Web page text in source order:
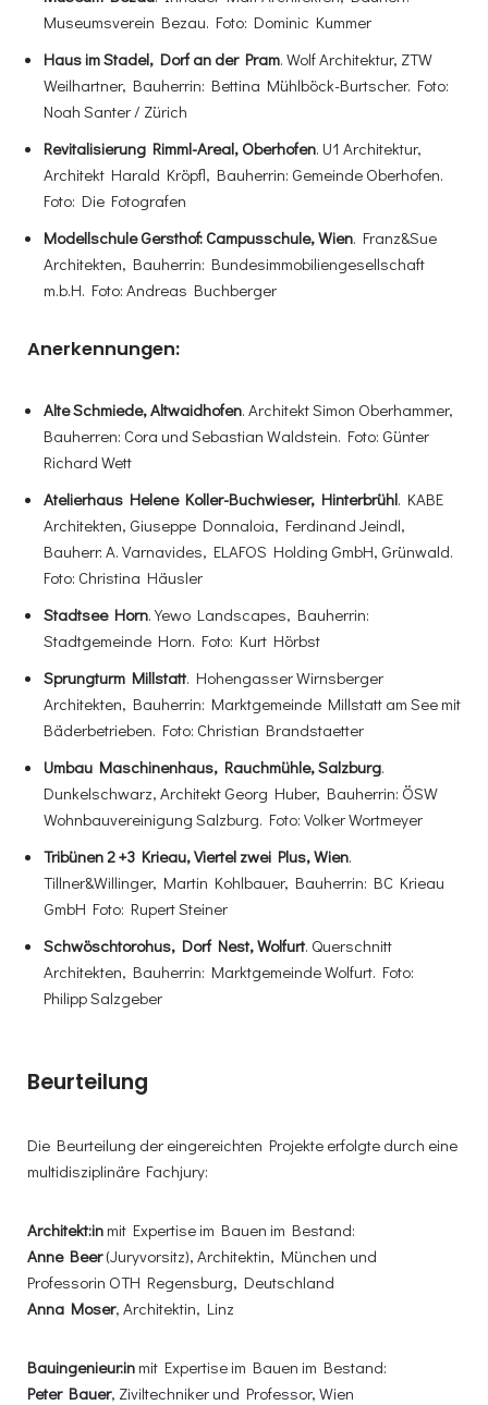
Museumsverein Bezau. Foto: Dominic Kummer
Haus im Stadel, Dorf an der Pram. Wolf Architektur, ZTW
Weilhartner, Bauherrin: Bettina Mühlböck-Burtscher. Foto:
Noah Santer / Zürich
Revitalisierung Rimml-Areal, Oberhofen. U1 Architektur,
Architekt Harald Kröpfl, Bauherrin: Gemeinde Oberhofen.
Foto: Die Fotografen
Modellschule Gersthof: Campusschule, Wien. Franz&Sue
Architekten, Bauherrin: Bundesimmobiliengesellschaft
m.b.H. Foto: Andreas Buchberger
Anerkennungen:
Alte Schmiede, Altwaidhofen. Architekt Simon Oberhammer,
Bauherren: Cora und Sebastian Waldstein. Foto: Günter
Richard Wett
Atelierhaus Helene Koller-Buchwieser, Hinterbrühl. KABE
Architekten, Giuseppe Donnaloia, Ferdinand Jeindl,
Bauherr: A. Varnavides, ELAFOS Holding GmbH, Grünwald.
Foto: Christina Häusler
Stadtsee Horn. Yewo Landscapes, Bauherrin:
Stadtgemeinde Horn. Foto: Kurt Hörbst
Sprungturm Millstatt. Hohengasser Wirnsberger
Architekten, Bauherrin: Marktgemeinde Millstatt am See mit
Bäderbetrieben. Foto: Christian Brandstaetter
Umbau Maschinenhaus, Rauchmühle, Salzburg.
Dunkelschwarz, Architekt Georg Huber, Bauherrin: ÖSW
Wohnbauvereinigung Salzburg. Foto: Volker Wortmeyer
Tribünen 2 +3 Krieau, Viertel zwei Plus, Wien.
Tillner&Willinger, Martin Kohlbauer, Bauherrin: BC Krieau
GmbH Foto: Rupert Steiner
Schwöschtorohus, Dorf Nest, Wolfurt. Querschnitt
Architekten, Bauherrin: Marktgemeinde Wolfurt. Foto:
Philipp Salzgeber
Beurteilung
Die Beurteilung der eingereichten Projekte erfolgte durch eine
multidisziplinäre Fachjury:
Architekt:in mit Expertise im Bauen im Bestand:
Anne Beer(Juryvorsitz), Architektin, München und
Professorin OTH Regensburg, Deutschland
Anna Moser, Architektin, Linz
Bauingenieur:in mit Expertise im Bauen im Bestand:
Peter Bauer, Ziviltechniker und Professor, Wien